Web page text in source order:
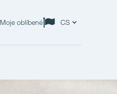
Moje oblíbené CS